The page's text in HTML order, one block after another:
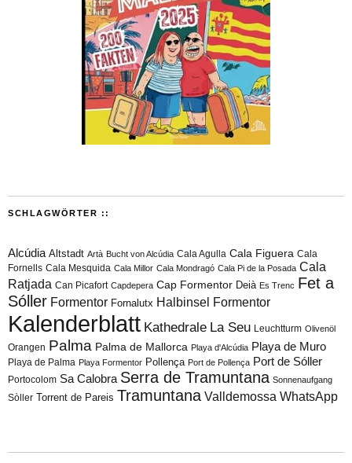
SCHLAGWÖRTER ::
Alcúdia Altstadt Artà Bucht von Alcúdia Cala Agulla Cala Figuera Cala
Fornells Cala Mesquida Cala Millor Cala Mondragó Cala Pi de la Posada Cala
Ratjada Can Picafort Capdepera Cap Formentor Deià Es Trenc Fet a
Sóller Formentor Fornalutx Halbinsel Formentor
Kalenderblatt Kathedrale La Seu Leuchtturm Olivenöl
Orangen Palma Palma de Mallorca Playa d'Alcúdia Playa de Muro
Playa de Palma Playa Formentor Pollença Port de Pollença Port de Sóller
Portocolom Sa Calobra Serra de Tramuntana Sonnenaufgang
Sòller Torrent de Pareis Tramuntana Valldemossa WhatsApp